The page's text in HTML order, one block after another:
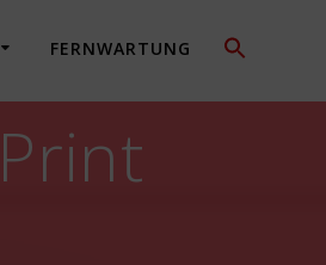
FERNWARTUNG